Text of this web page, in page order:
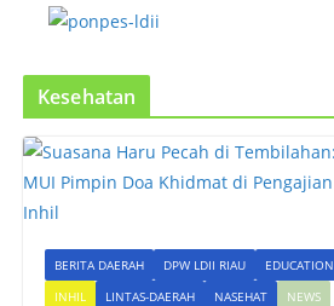
Kesehatan
BERITA DAERAH DPW LDII RIAU EDUCATION
INHIL
LINTAS-DAERAH NASEHAT NEWS